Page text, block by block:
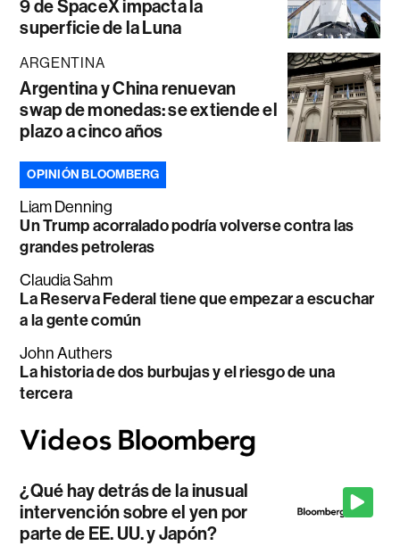
9 de SpaceX impacta la
superficie de la Luna
ARGENTINA
Argentina y China renuevan
swap de monedas: se extiende el
plazo a cinco años
OPINIÓN BLOOMBERG
Liam Denning
Un Trump acorralado podría volverse contra las
grandes petroleras
Claudia Sahm
La Reserva Federal tiene que empezar a escuchar
a la gente común
John Authers
La historia de dos burbujas y el riesgo de una
tercera
¿Qué hay detrás de la inusual
intervención sobre el yen por
parte de EE. UU. y Japón?